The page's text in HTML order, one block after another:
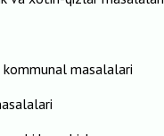
kommunal masalalari